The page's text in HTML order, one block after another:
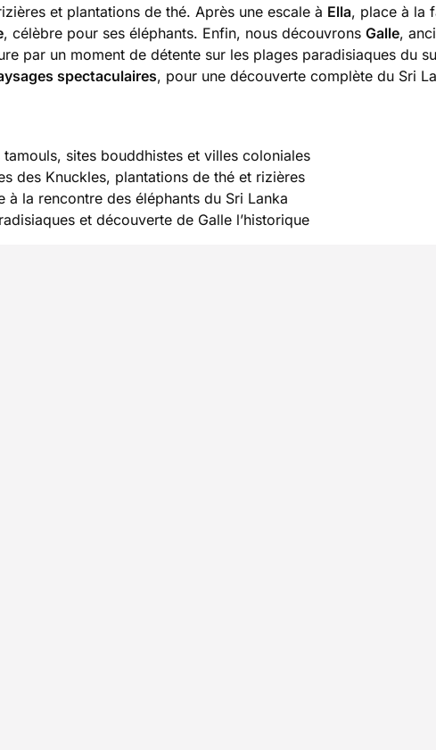
et plantations de thé. Après une escale à Ella, place à la
, célèbre pour ses éléphants. Enfin, nous découvrons Galle,
par un moment de détente sur les plages paradisiaques du
spectaculaires, pour une découverte complète du Sri
sites bouddhistes et villes coloniales
des Knuckles, plantations de thé et rizières
à la rencontre des éléphants du Sri Lanka
et découverte de Galle l’historique